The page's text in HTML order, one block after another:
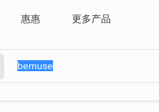
惠惠 更多产品